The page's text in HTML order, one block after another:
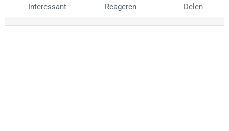
Interessant Reageren Delen